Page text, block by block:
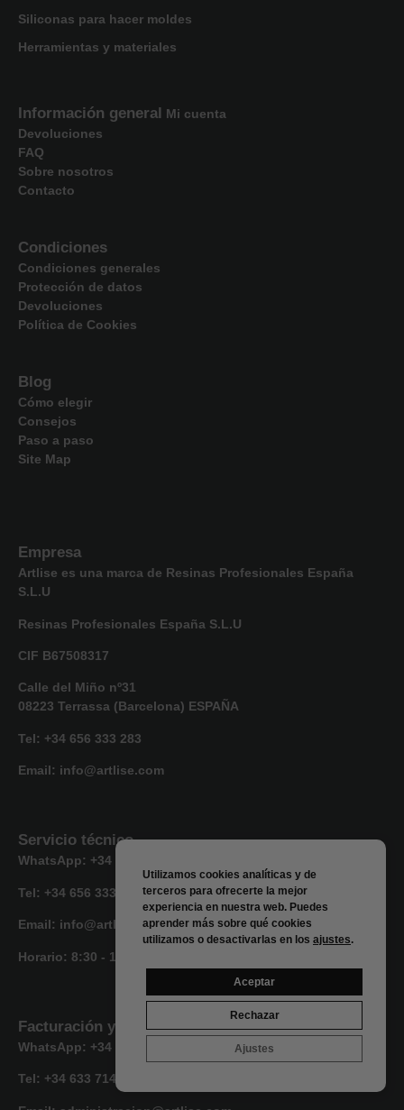
Siliconas para hacer moldes
Herramientas y materiales
Información general Mi cuenta
Devoluciones
FAQ
Sobre nosotros
Contacto
Condiciones
Condiciones generales
Protección de datos
Devoluciones
Política de Cookies
Blog
Cómo elegir
Consejos
Paso a paso
Site Map
Empresa
Artlise es una marca de Resinas Profesionales España
S.L.U
Resinas Profesionales España S.L.U
CIF B67508317
Calle del Miño nº31
08223 Terrassa (Barcelona) ESPAÑA
Tel: +34 656 333 283
Email: info@artlise.com
Servicio técnico
WhatsApp: +34 656 333 283
Tel: +34 656 333 283
Email: info@artlise.com
Horario: 8:30 - 16:30
Facturación y envíos
WhatsApp: +34 633 714 066
Tel: +34 633 714 066
Utilizamos cookies analíticas y de
terceros para ofrecerte la mejor
experiencia en nuestra web. Puedes
aprender más sobre qué cookies
utilizamos o desactivarlas en los ajustes.
Aceptar
Rechazar
Ajustes